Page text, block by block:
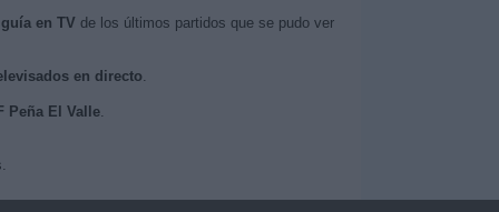
guía en TV de los últimos partidos que se pudo ver
en directo.
Peña El Valle.